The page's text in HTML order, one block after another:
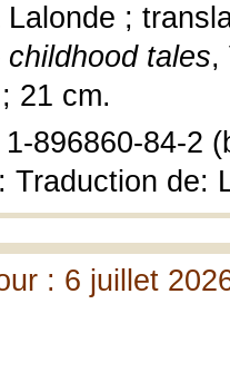
Lalonde ;
childhood tales,
21 cm.
896860-84-2
Traduction de:
: 6 juillet